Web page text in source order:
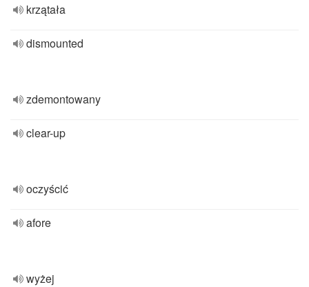
krzątała
dismounted
zdemontowany
clear-up
oczyścić
afore
wyżej